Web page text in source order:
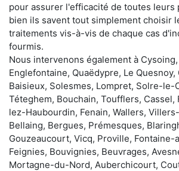
pour assurer l'efficacité de toutes leurs
bien ils savent tout simplement choisir
traitements vis-à-vis de chaque cas
fourmis.
Nous intervenons également à
Englefontaine, Quaëdypre, Le Quesnoy,
Baisieux, Solesmes, Lompret, Solre-le-
Téteghem, Bouchain, Toufflers,
lez-Haubourdin, Fenain, Wallers,
Bellaing, Bergues, Prémesques,
Gouzeaucourt, Vicq, Proville, Fontaine-
Feignies, Bouvignies, Beuvrages,
Mortagne-du-Nord, Auberchicourt,